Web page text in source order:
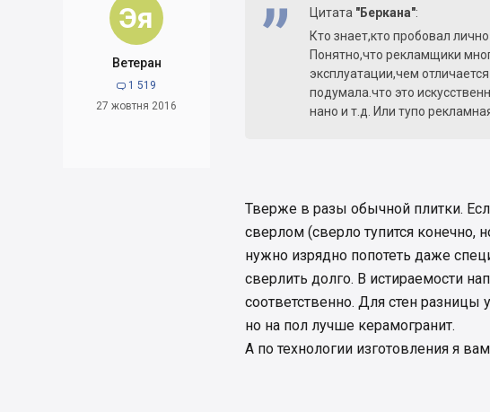
Эя
Ветеран
 1 519
27 жовтня 2016
Цитата "Беркана":
Кто знает,кто пробовал
Понятно,что рекламщики
эксплуатации,чем
подумала.что это
нано и т.д. Или тупо
Тверже в разы обычной плитки.
сверлом (сверло тупится конечно,
нужно изрядно попотеть даже
сверлить долго. В истираемости
соответственно. Для стен
но на пол лучше керамогранит.
А по технологии изготовления я